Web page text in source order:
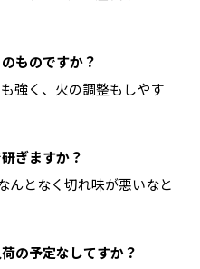
ものですか？
強く、火の調整もしやす
ぎますか？
んとなく切れ味が悪いなと
の予定なしてすか？